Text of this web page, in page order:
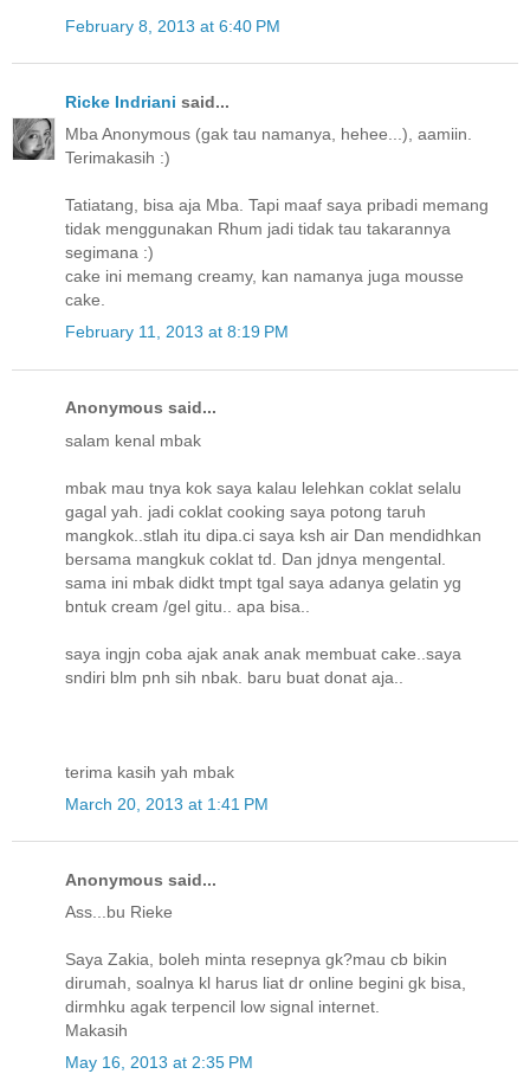
February 8, 2013 at 6:40 PM
Ricke Indriani said...
Mba Anonymous (gak tau namanya, hehee...), aamiin.
Terimakasih :)
Tatiatang, bisa aja Mba. Tapi maaf saya pribadi memang
tidak menggunakan Rhum jadi tidak tau takarannya
segimana :)
cake ini memang creamy, kan namanya juga mousse
cake.
February 11, 2013 at 8:19 PM
Anonymous said...
salam kenal mbak
mbak mau tnya kok saya kalau lelehkan coklat selalu
gagal yah. jadi coklat cooking saya potong taruh
mangkok..stlah itu dipa.ci saya ksh air Dan mendidhkan
bersama mangkuk coklat td. Dan jdnya mengental.
sama ini mbak didkt tmpt tgal saya adanya gelatin yg
bntuk cream /gel gitu.. apa bisa..
saya ingjn coba ajak anak anak membuat cake..saya
sndiri blm pnh sih nbak. baru buat donat aja..
terima kasih yah mbak
March 20, 2013 at 1:41 PM
Anonymous said...
Ass...bu Rieke
Saya Zakia, boleh minta resepnya gk?mau cb bikin
dirumah, soalnya kl harus liat dr online begini gk bisa,
dirmhku agak terpencil low signal internet.
Makasih
May 16, 2013 at 2:35 PM